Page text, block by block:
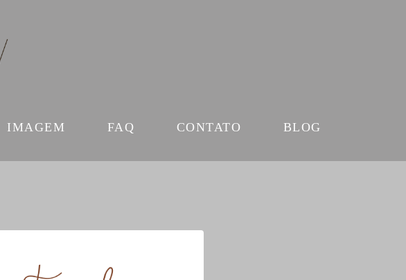
IMAGEM FAQ CONTATO BLOG